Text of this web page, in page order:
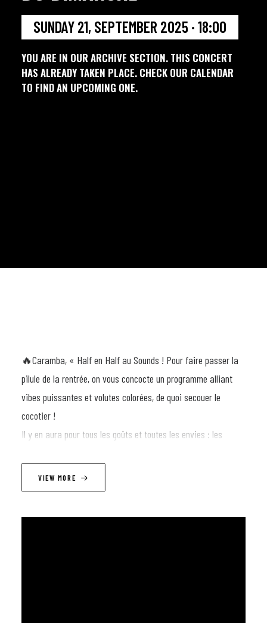
🔥Caramba, « Half en Half au Sounds ! Pour faire passer la
pilule de la rentrée, on vous concocte un programme alliant
vibes puissantes et volutes colorées, de quoi secouer le
cocotier !
Il y en aura pour tous les goûts et toutes les envies : les
la dernière de vos cellules !
VIEW MORE
SUNDAY 21, SEPTEMBER 2025 · 18:00
YOU ARE IN OUR ARCHIVE SECTION. THIS CONCERT
HAS ALREADY TAKEN PLACE. CHECK OUR CALENDAR
TO FIND AN UPCOMING ONE.